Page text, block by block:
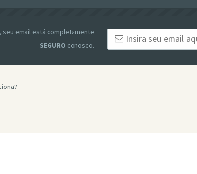
seu email está completamente
SEGURO conosco.